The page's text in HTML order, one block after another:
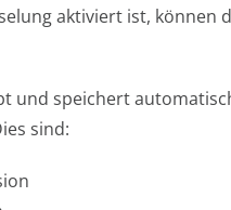
aktiviert ist,
und speichert
sind: